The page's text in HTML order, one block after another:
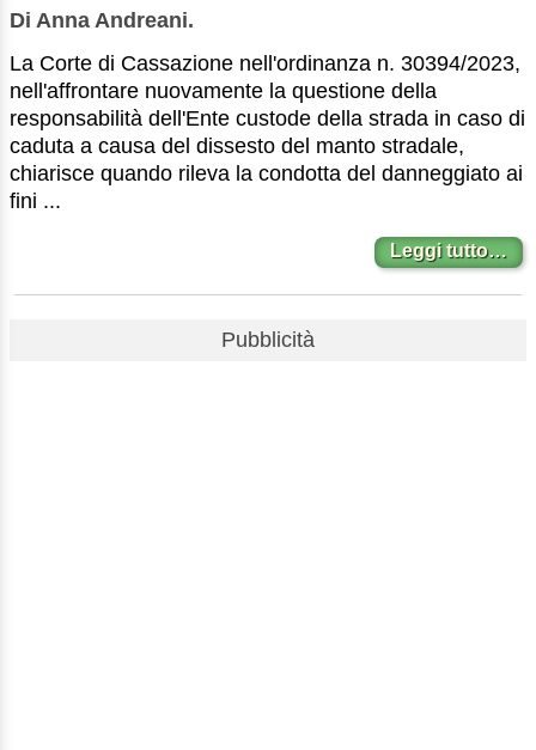
Di Anna Andreani.
La Corte di Cassazione nell'ordinanza n. 30394/2023,
nell'affrontare nuovamente la questione della
responsabilità dell'Ente custode della strada in caso di
caduta a causa del dissesto del manto stradale,
chiarisce quando rileva la condotta del danneggiato ai
fini ...
Leggi tutto…
Pubblicità